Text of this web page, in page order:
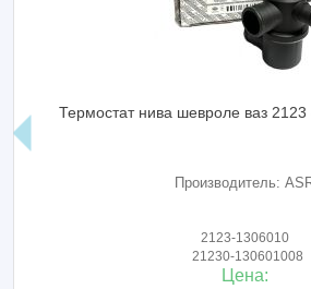
Термостат нива шевроле ваз 2123
Производитель:
2123-1306010
21230-130601008
Цена: